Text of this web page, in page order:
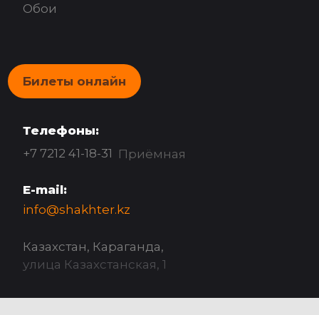
Обои
Билеты онлайн
Телефоны:
+7 7212 41-18-31 Приёмная
E-mail:
info@shakhter.kz
Казахстан, Караганда,
улица Казахстанская, 1